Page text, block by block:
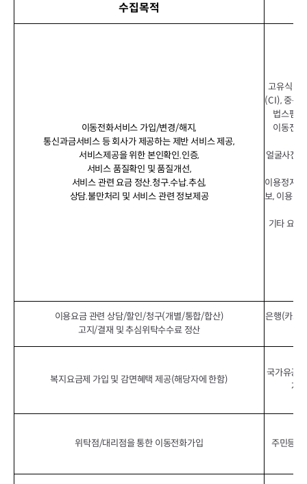
수집목적
이동전화서비스 가입/변경/해지,
통신과금서비스 등 회사가 제공하는 제반 서비스 제공,
서비스제공을 위한 본인확인.인증,
서비스 품질확인 및 품질개선,
서비스 관련 요금 정산.청구.수납.추심,
상담.불만처리 및 서비스 관련 정보제공
고유식별
(CI), 중복
법스팸,
이동전
얼굴사진(
이용정지
보, 이용컨
기타 요금
이용요금 관련 상담/할인/청구(개별/통합/합산)
고지/결재 및 추심위탁수수료 정산
은행(카드
복지요금제 가입 및 감면혜택 제공(해당자에 한함)
국가유공
자/
위탁점/대리점을 통한 이동전화가입 주민등록